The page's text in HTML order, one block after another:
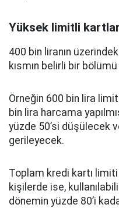
Yüksek limitli
400 bin liranın
kısmın belirli bir
Örneğin 600 bin lira
bin lira harcama
yüzde 50’si düşülecek
gerileyecek.
Toplam kredi kartı
kişilerde ise,
dönemin yüzde 80’i